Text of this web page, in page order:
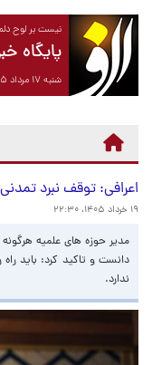
نیست بر لوح
پایگاه
شنبه ۱۷ مرداد ۱۴۰۵ برابر با ۰۸ آگوست ۲۰۲۶
اعرافی: توقف نبرد
۱۹ خرداد ۱۴۰۵، ۲۲:۳۰
مدیر حوزه های علمیه
دانست و تاکید کرد: باید
ندارد.